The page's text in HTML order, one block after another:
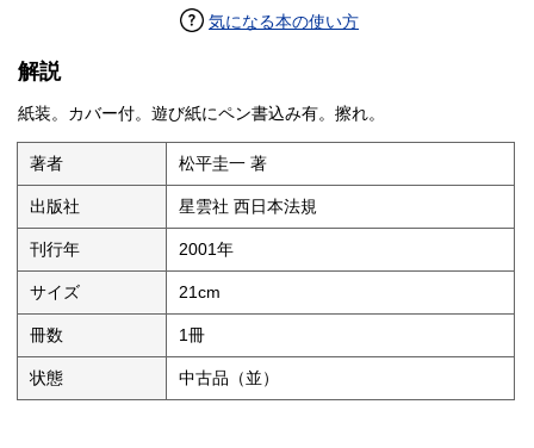
気になる本の使い方
解説
紙装。カバー付。遊び紙にペン書込み有。擦れ。
著者 松平圭一 著
出版社 星雲社 西日本法規
刊行年 2001年
サイズ 21cm
冊数 1冊
状態 中古品（並）